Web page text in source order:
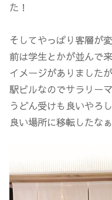
た！
そしてやっぱり客層が
前は学生とかが並んで
イメージがありましたが
駅ビルなのでサラリー
うどん受けも良いやろし
良い場所に移転したな